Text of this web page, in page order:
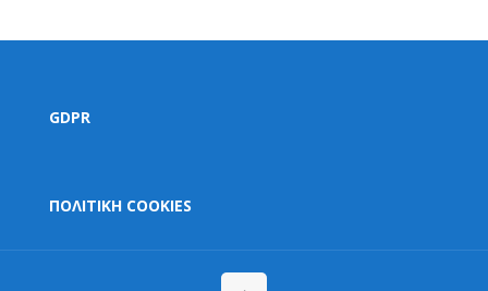
GDPR
ΠΟΛΙΤΙΚΗ COOKIES